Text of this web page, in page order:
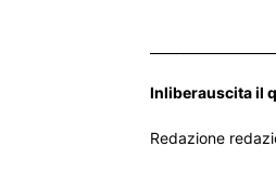
Inliberauscita il
Redazione